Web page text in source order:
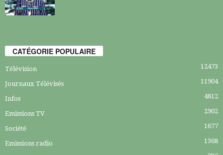
CATÉGORIE POPULAIRE
Télévision 12473
Journaux Télévisés 11904
Infos 4812
Emissions TV 2902
Société 1677
Emissions radio 1368